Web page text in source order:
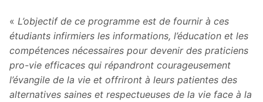
« L’objectif de ce programme est de fournir à ces
étudiants infirmiers les informations, l’éducation et les
compétences nécessaires pour devenir des praticiens
pro-vie efficaces qui répandront courageusement
l’évangile de la vie et offriront à leurs patientes des
alternatives saines et respectueuses de la vie face à la